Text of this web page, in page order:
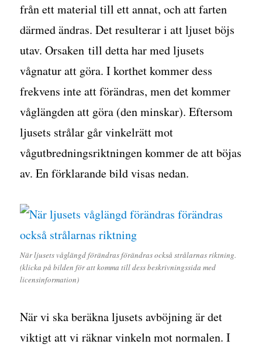
från ett material till ett annat, och att farten
därmed ändras. Det resulterar i att ljuset böjs
utav. Orsaken till detta har med ljusets
vågnatur att göra. I korthet kommer dess
frekvens inte att förändras, men det kommer
våglängden att göra (den minskar). Eftersom
ljusets strålar går vinkelrätt mot
vågutbredningsriktningen kommer de att böjas
av. En förklarande bild visas nedan.
När ljusets våglängd förändras förändras också strålarnas riktning.
(klicka på bilden för att komma till dess beskrivningssida med
licensinformation)
När vi ska beräkna ljusets avböjning är det
viktigt att vi räknar vinkeln mot normalen. I